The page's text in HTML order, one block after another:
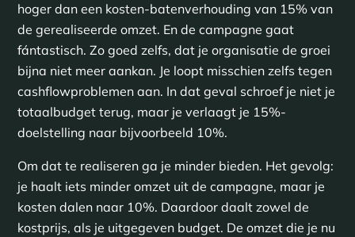
hoger dan een kosten-batenverhouding van 15% van
de gerealiseerde omzet. En de campagne gaat
fántastisch. Zo goed zelfs, dat je organisatie de groei
bijna niet meer aankan. Je loopt misschien zelfs tegen
cashflowproblemen aan. In dat geval schroef je niet je
totaalbudget terug, maar je verlaagt je 15%-
doelstelling naar bijvoorbeeld 10%.
Om dat te realiseren ga je minder bieden. Het gevolg:
je haalt iets minder omzet uit de campagne, maar je
kosten dalen naar 10%. Daardoor daalt zowel de
kostprijs, als je uitgegeven budget. De omzet die je nu